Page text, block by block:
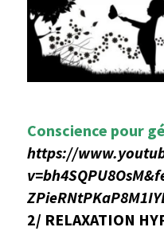
Conscience pour
https://
2/ RELAXATION